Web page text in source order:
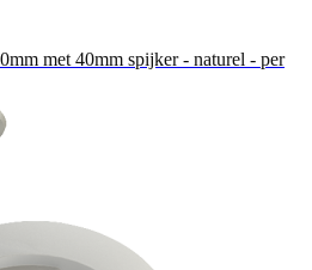
met 40mm spijker - naturel - per